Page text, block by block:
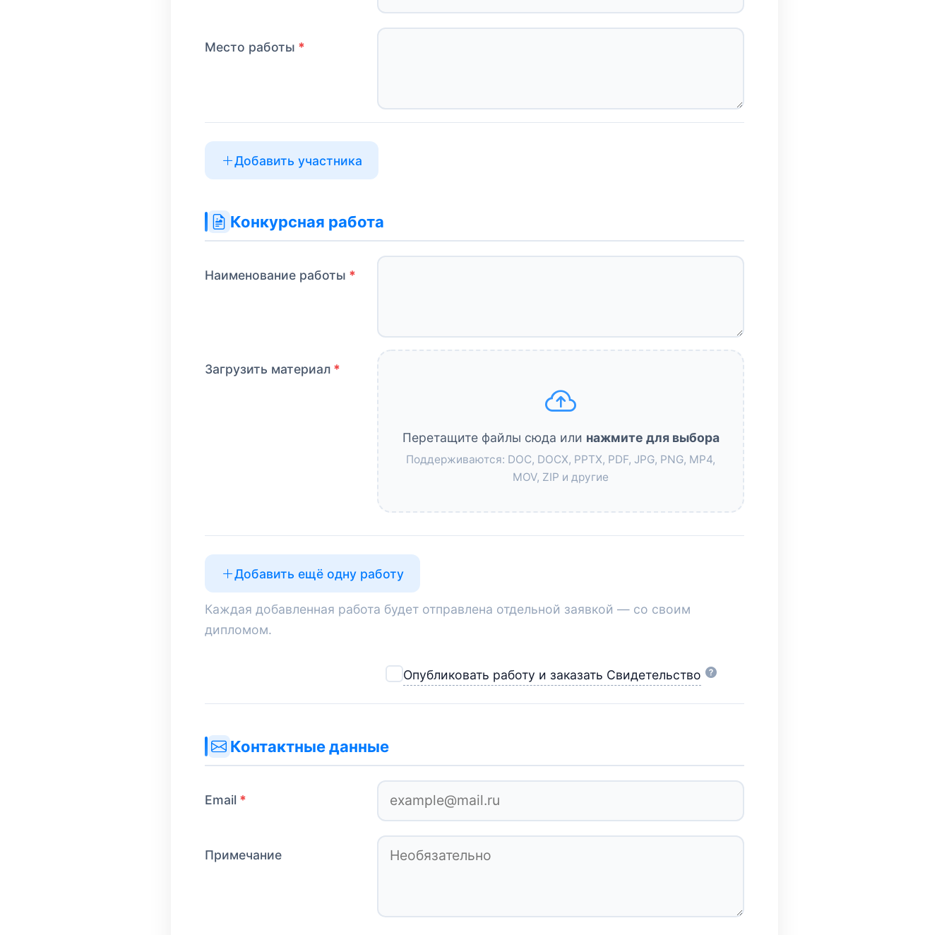
Место работы
Добавить участника
Конкурсная работа
Наименование работы
Загрузить материал
Перетащите файлы сюда или нажмите для выбора
Поддерживаются: DOC, DOCX, PPTX, PDF, JPG, PNG, MP4,
MOV, ZIP и другие
Добавить ещё одну работу
Каждая добавленная работа будет отправлена отдельной заявкой — со своим
дипломом.
Опубликовать работу и заказать Свидетельство
Контактные данные
Email
Примечание